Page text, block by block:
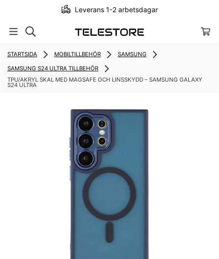
Leverans 1-2 arbetsdagar
STARTSIDA MOBILTILLBEHÖR SAMSUNG
SAMSUNG S24 ULTRA TILLBEHÖR
TPU/AKRYL SKAL MED MAGSAFE OCH LINSSKYDD – SAMSUNG GALAXY
S24 ULTRA